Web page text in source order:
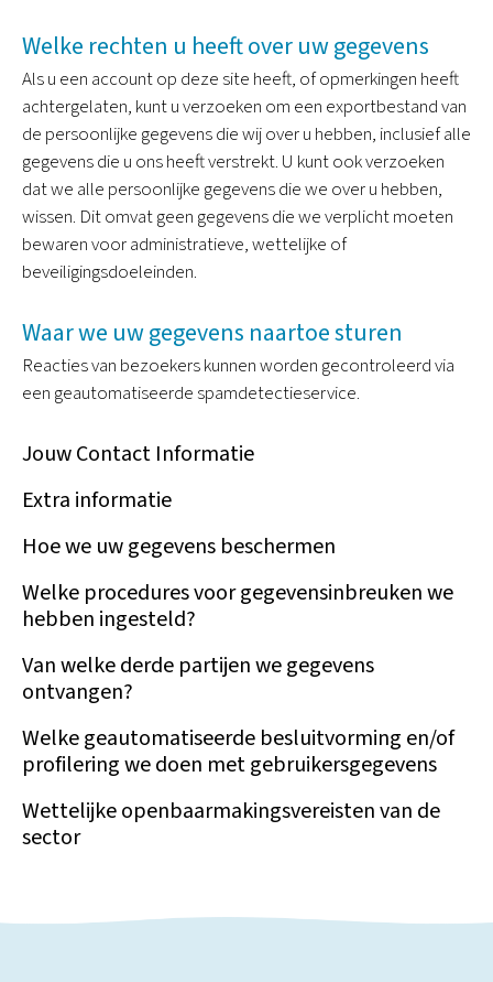
Welke rechten u heeft over uw gegevens
Als u een account op deze site heeft, of opmerkingen heeft
achtergelaten, kunt u verzoeken om een ​​exportbestand van
de persoonlijke gegevens die wij over u hebben, inclusief alle
gegevens die u ons heeft verstrekt. U kunt ook verzoeken
dat we alle persoonlijke gegevens die we over u hebben,
wissen. Dit omvat geen gegevens die we verplicht moeten
bewaren voor administratieve, wettelijke of
beveiligingsdoeleinden.
Waar we uw gegevens naartoe sturen
Reacties van bezoekers kunnen worden gecontroleerd via
een geautomatiseerde spamdetectieservice.
Jouw Contact Informatie
Extra informatie
Hoe we uw gegevens beschermen
Welke procedures voor gegevensinbreuken we
hebben ingesteld?
Van welke derde partijen we gegevens
ontvangen?
Welke geautomatiseerde besluitvorming en/of
profilering we doen met gebruikersgegevens
Wettelijke openbaarmakingsvereisten van de
sector